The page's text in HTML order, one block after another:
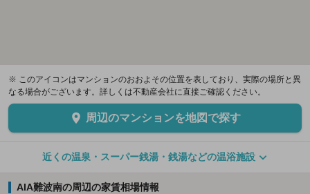
※ このアイコンはマンションのおおよその位置を表しており、実際の場所と異
なる場合がございます。詳しくは不動産会社に直接ご確認ください。
周辺のマンションを地図で探す
近くの温泉・スーパー銭湯・銭湯などの温浴施設
AIA難波南の周辺の家賃相場情報